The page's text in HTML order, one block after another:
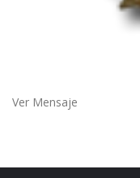
Ver Mensaje